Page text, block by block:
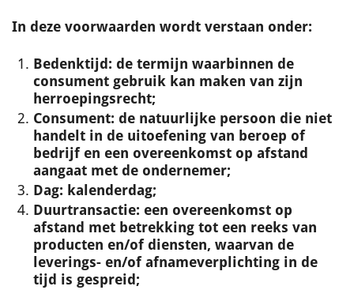
In deze voorwaarden wordt verstaan onder:
Bedenktijd : de termijn waarbinnen de
consument gebruik kan maken van zijn
herroepingsrecht;
Consument: de natuurlijke persoon die niet
handelt in de uitoefening van beroep of
bedrijf en een overeenkomst op afstand
aangaat met de ondernemer;
Dag: kalenderdag;
Duurtransactie: een overeenkomst op
afstand met betrekking tot een reeks van
producten en/of diensten, waarvan de
leverings- en/of afnameverplichting in de
tijd is gespreid;